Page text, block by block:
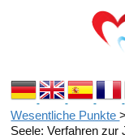
Wesentliche Punkte
Seele: Verfahren zur